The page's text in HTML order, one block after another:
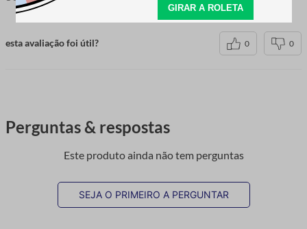
esta avaliação foi útil? 0 0
Perguntas & respostas
Este produto ainda não tem perguntas
SEJA O PRIMEIRO A PERGUNTAR